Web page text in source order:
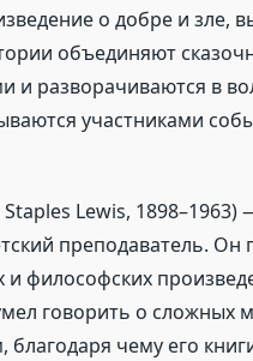
о добре и зле,
объединяют
и разворачиваются в
участниками
Lewis, 1898–1963)
преподаватель. Он
и философских
говорить о сложных
чему его